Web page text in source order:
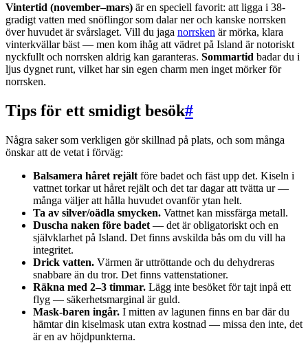
Vintertid (november–mars) är en speciell favorit: att ligga i 38-
gradigt vatten med snöflingor som dalar ner och kanske norrsken
över huvudet är svårslaget. Vill du jaga norrsken är mörka, klara
vinterkvällar bäst — men kom ihåg att vädret på Island är notoriskt
nyckfullt och norrsken aldrig kan garanteras. Sommartid badar du i
ljus dygnet runt, vilket har sin egen charm men inget mörker för
norrsken.
Tips för ett smidigt besök#
Några saker som verkligen gör skillnad på plats, och som många
önskar att de vetat i förväg:
Balsamera håret rejält före badet och fäst upp det. Kiseln i
vattnet torkar ut håret rejält och det tar dagar att tvätta ur —
många väljer att hålla huvudet ovanför ytan helt.
Ta av silver/oädla smycken. Vattnet kan missfärga metall.
Duscha naken före badet — det är obligatoriskt och en
självklarhet på Island. Det finns avskilda bås om du vill ha
integritet.
Drick vatten. Värmen är uttröttande och du dehydreras
snabbare än du tror. Det finns vattenstationer.
Räkna med 2–3 timmar. Lägg inte besöket för tajt inpå ett
flyg — säkerhetsmarginal är guld.
Mask-baren ingår. I mitten av lagunen finns en bar där du
hämtar din kiselmask utan extra kostnad — missa den inte, det
är en av höjdpunkterna.